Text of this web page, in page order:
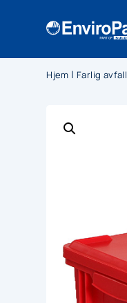
Hjem | Farlig avfall